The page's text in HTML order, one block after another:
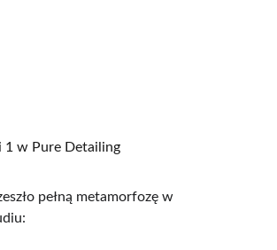
1 w Pure Detailing
pełną metamorfozę w